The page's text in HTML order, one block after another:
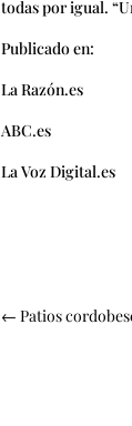
todas por igual.
Publicado en:
La Razón.es
ABC.es
La Voz Digital.es
←Patios